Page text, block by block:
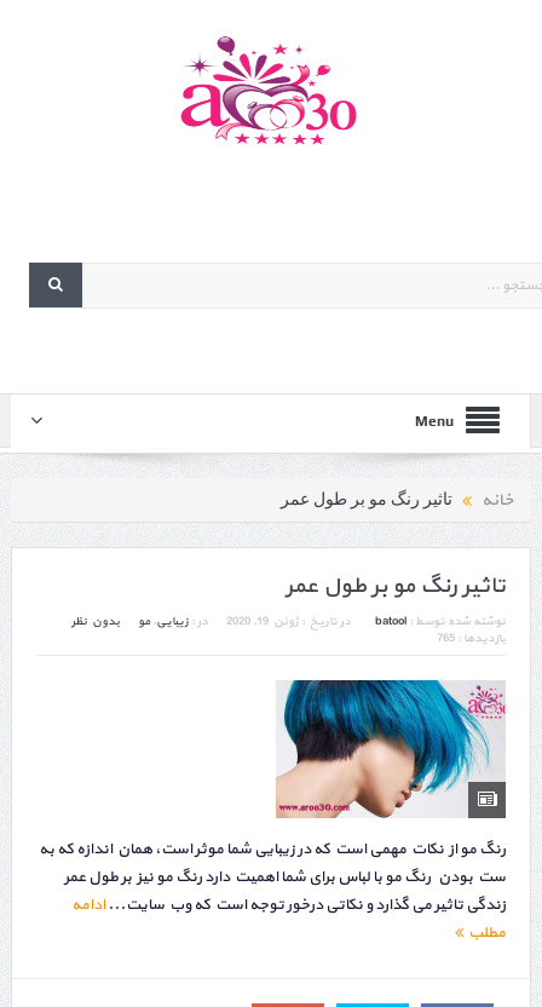
Menu
خانه تاثیر رنگ مو بر طول عمر
تاثیر رنگ مو بر طول عمر
نوشته شده توسط : batool در تاریخ : ژوئن 19, 2020 در : زیبایی,مو
بدون نظر
بازدیدها : 765
رنگ مو از نکات مهمی است که در زیبایی شما موثر است، همان اندازه که به
ست بودن رنگ مو با لباس برای شما اهمیت دارد رنگ مو نیز بر طول عمر
زندگی تاثیر می گذارد و نکاتی درخور توجه است که وب سایت...ادامه
مطلب